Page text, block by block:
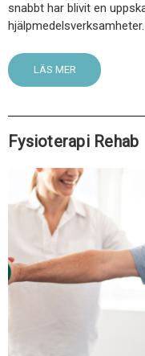
snabbt har blivit en
hjälpmedelsverksamheter.
LÄS MER
Fysioterapi Rehab